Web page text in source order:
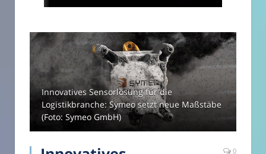
Innovatives Sensorlösung für die
Logistikbranche: Symeo setzt neue Maßstäbe
(Foto: Symeo GmbH)
0